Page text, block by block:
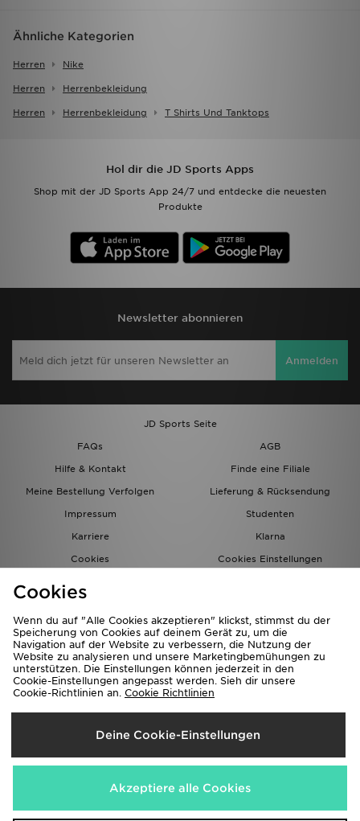
Ähnliche Kategorien
Herren Nike
Herren Herrenbekleidung
Herren Herrenbekleidung T Shirts Und Tanktops
Hol dir die JD Sports Apps
Shop mit der JD Sports App 24/7 und entdecke die neuesten
Produkte
Newsletter abonnieren
Anmelden
JD Sports Seite
FAQs
AGB
Hilfe & Kontakt
Finde eine Filiale
Meine Bestellung Verfolgen
Lieferung & Rücksendung
Impressum
Studenten
Karriere
Klarna
Cookies
Cookies Einstellungen
Lieferung Nach
Deutschland
Wir akzeptieren folgende Zahlungsmethoden
Cookies
Wenn du auf "Alle Cookies akzeptieren" klickst, stimmst du der
Speicherung von Cookies auf deinem Gerät zu, um die
Navigation auf der Website zu verbessern, die Nutzung der
Website zu analysieren und unsere Marketingbemühungen zu
unterstützen. Die Einstellungen können jederzeit in den
Cookie-Einstellungen angepasst werden. Sieh dir unsere
Cookie-Richtlinien an. Cookie Richtlinien
Deine Cookie-Einstellungen
Akzeptiere alle Cookies